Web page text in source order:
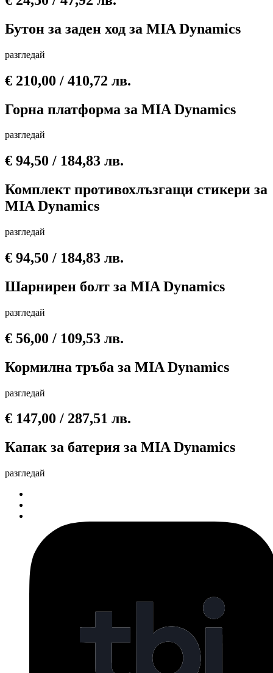
Бутон за заден ход за MIA Dynamics
разгледай
€ 210,00 / 410,72 лв.
Горна платформа за MIA Dynamics
разгледай
€ 94,50 / 184,83 лв.
Комплект противохлъзгащи стикери за
MIA Dynamics
разгледай
€ 94,50 / 184,83 лв.
Шарнирен болт за MIA Dynamics
разгледай
€ 56,00 / 109,53 лв.
Кормилна тръба за MIA Dynamics
разгледай
€ 147,00 / 287,51 лв.
Капак за батерия за MIA Dynamics
разгледай